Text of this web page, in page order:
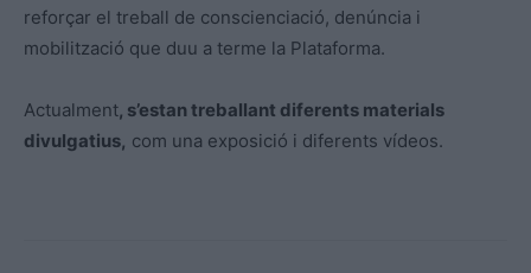
reforçar el treball de conscienciació, denúncia i
mobilització que duu a terme la Plataforma.
Actualment, s’estan treballant diferents materials
divulgatius, com una exposició i diferents vídeos.